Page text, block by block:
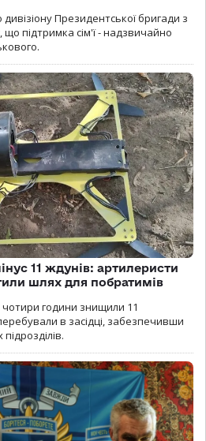
Президентської бригади з
підтримка сім'ї - надзвичайно
11 ждунів: артилеристи
шлях для побратимів
години знищили 11
в засідці, забезпечивши